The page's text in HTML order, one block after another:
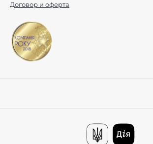
Договор и оферта